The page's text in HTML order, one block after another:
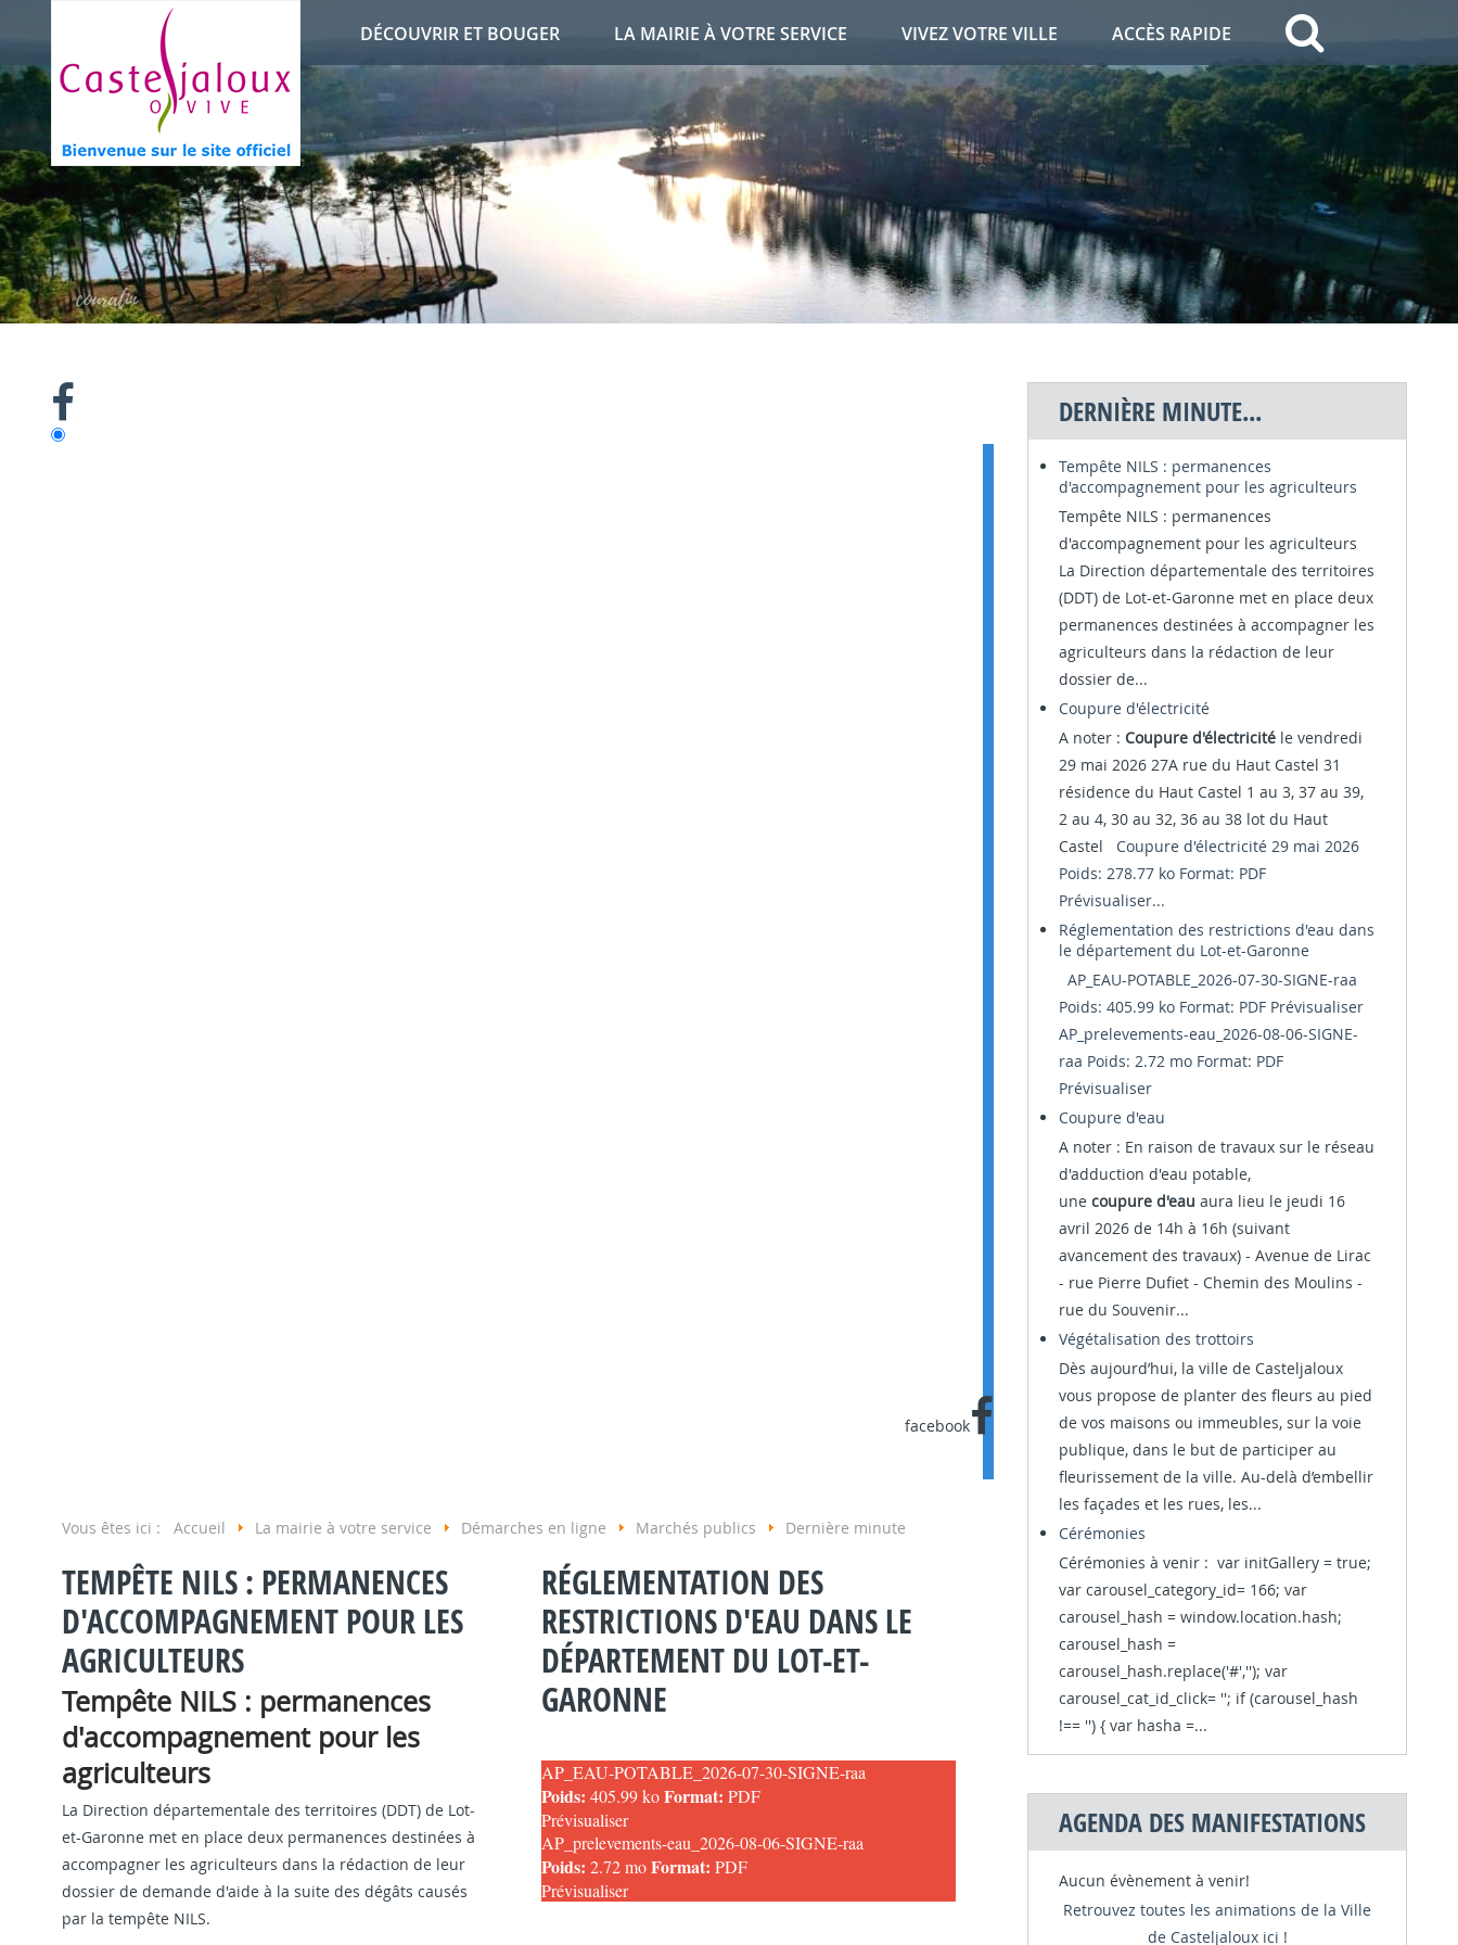
DÉCOUVRIR ET BOUGER LA MAIRIE À VOTRE SERVICE VIVEZ VOTRE VILLE ACCÈS RAPIDE
facebook
Vous êtes ici : Accueil La mairie à votre service Démarches en ligne Marchés publics Dernière minute
TEMPÊTE NILS : PERMANENCES
D'ACCOMPAGNEMENT POUR LES
AGRICULTEURS
Tempête NILS : permanences
d'accompagnement pour les
agriculteurs
La Direction départementale des territoires (DDT) de Lot-
et-Garonne met en place deux permanences destinées à
accompagner les agriculteurs dans la rédaction de leur
dossier de demande d'aide à la suite des dégâts causés
par la tempête NILS.
RÉGLEMENTATION DES
RESTRICTIONS D'EAU DANS LE
DÉPARTEMENT DU LOT-ET-
GARONNE
AP_EAU-POTABLE_2026-07-30-SIGNE-raa
Poids: 405.99 koFormat: PDF
Prévisualiser
AP_prelevements-eau_2026-08-06-SIGNE-raa
Poids: 2.72 moFormat: PDF
Prévisualiser
DERNIÈRE MINUTE...
Tempête NILS : permanences
d'accompagnement pour les agriculteurs
Tempête NILS : permanences
d'accompagnement pour les agriculteurs
La Direction départementale des territoires
(DDT) de Lot-et-Garonne met en place deux
permanences destinées à accompagner les
agriculteurs dans la rédaction de leur
dossier de...
Coupure d'électricité
A noter : Coupure d'électricité le vendredi
29 mai 2026 27A rue du Haut Castel 31
résidence du Haut Castel 1 au 3, 37 au 39,
2 au 4, 30 au 32, 36 au 38 lot du Haut
Castel Coupure d'électricité 29 mai 2026
Poids: 278.77 ko Format: PDF
Prévisualiser...
Réglementation des restrictions d'eau dans
le département du Lot-et-Garonne
AP_EAU-POTABLE_2026-07-30-SIGNE-raa
Poids: 405.99 ko Format: PDF Prévisualiser
AP_prelevements-eau_2026-08-06-SIGNE-
raa Poids: 2.72 mo Format: PDF
Prévisualiser
Coupure d'eau
A noter : En raison de travaux sur le réseau
d'adduction d'eau potable,
une coupure d'eau aura lieu le jeudi 16
avril 2026 de 14h à 16h (suivant
avancement des travaux) - Avenue de Lirac
- rue Pierre Dufiet - Chemin des Moulins -
rue du Souvenir...
Végétalisation des trottoirs
Dès aujourd’hui, la ville de Casteljaloux
vous propose de planter des fleurs au pied
de vos maisons ou immeubles, sur la voie
publique, dans le but de participer au
fleurissement de la ville. Au-delà d’embellir
les façades et les rues, les...
Cérémonies
Cérémonies à venir : var initGallery = true;
var carousel_category_id= 166; var
carousel_hash = window.location.hash;
carousel_hash =
carousel_hash.replace('#',''); var
carousel_cat_id_click= ''; if (carousel_hash
!== '') { var hasha =...
AGENDA DES MANIFESTATIONS
Aucun évènement à venir!
Retrouvez toutes les animations de la Ville
de Casteljaloux ici !